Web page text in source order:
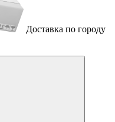
Доставка по городу